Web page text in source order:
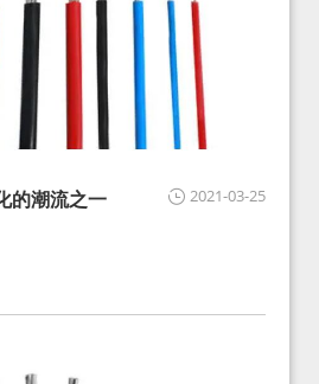
2021-03-25
的潮流之一